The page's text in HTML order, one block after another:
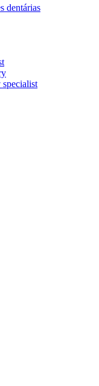
dentárias
specialist